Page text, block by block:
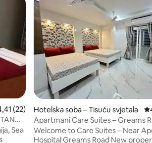
ocjena: 4,41/5, recenzija: 22
(22)
Sea
Hotelska soba – Tisuću svjetala
Apartmani Care Suites – Greams
Welcome to Care Suites – Near
Hospital Greams Road New property -